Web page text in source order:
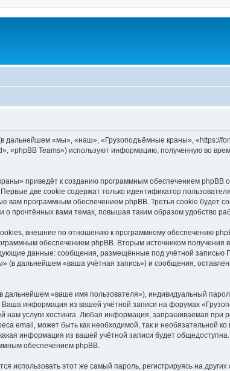
дальнейшем «мы», «наш», «Грузоподъёмные краны», «https://
«phpBB Teams») используют информацию, полученную во
приведёт к созданию программным обеспечением phpBB
две cookie содержат только идентификатор
программным обеспечением phpBB. Третья cookie будет
прочтённых вами темах, повышая таким образом удобство
внешние по отношению к программному обеспечению
обеспечением phpBB. Вторым источником
данные: сообщения, размещённые под учётной записью
дальнейшем «ваша учётная запись») и сообщения,
«ваше имя пользователя»), индивидуальный
информация из вашей учётной записи на форумах
услуги хостинга. Любая информация, запрашиваемая при
email, может быть как необходимой, так и необязательной ко
информация из вашей учётной записи будет общедоступна.
обеспечением phpBB.
этот же самый пароль, регистрируясь на других